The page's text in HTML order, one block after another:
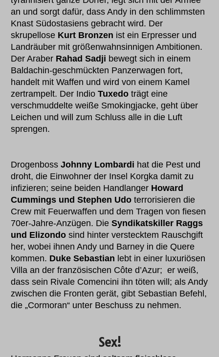
an und sorgt dafür, dass Andy in den schlimmsten
Knast Südostasiens gebracht wird. Der
skrupellose Kurt Bronzen ist ein Erpresser und
Landräuber mit größenwahnsinnigen Ambitionen.
Der Araber Rahad Sadji bewegt sich in einem
Baldachin-geschmückten Panzerwagen fort,
handelt mit Waffen und wird von einem Kamel
zertrampelt. Der IndioTuxedo trägt eine
verschmuddelte weiße Smokingjacke, geht über
Leichen und will zum Schluss alle in die Luft
sprengen.
DrogenbossJohnny Lombardi hat die Pest und
droht, die Einwohner der Insel Korgka damit zu
infizieren; seine beiden Handlanger Howard
Cummings und Stephen Udo terrorisieren die
Crew mit Feuerwaffen und dem Tragen von fiesen
70er-Jahre-Anzügen. DieSyndikatskiller Raggs
und Elizondo sind hinter verstecktem Rauschgift
her, wobei ihnen Andy und Barney in die Quere
kommen. Duke Sebastian lebt in einer luxuriösen
Villa an der französischen Côte d’Azur; er weiß,
dass sein Rivale Comencini ihn töten will; als Andy
zwischen die Fronten gerät, gibt Sebastian Befehl,
die „Cormoran“ unter Beschuss zu nehmen.
Sex!